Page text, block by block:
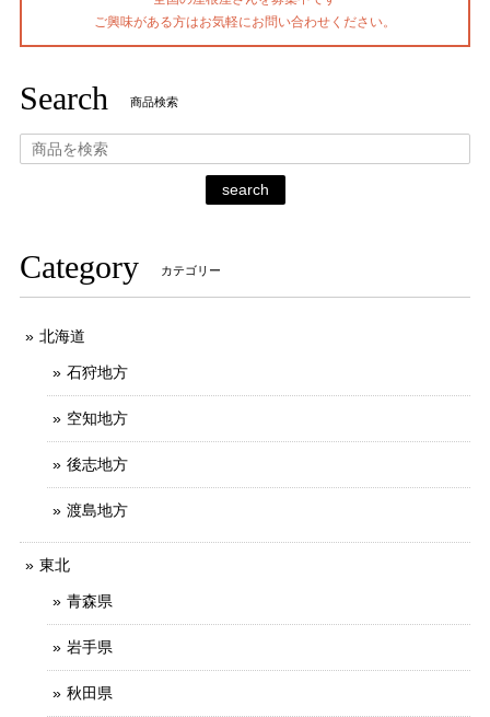
ご興味がある方はお気軽にお問い合わせください。
Search 商品検索
search
Category カテゴリー
北海道
石狩地方
空知地方
後志地方
渡島地方
東北
青森県
岩手県
秋田県